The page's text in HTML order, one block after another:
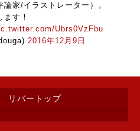
家/イラストレーター）。
す！
Ubrs0VzFbu
2016年12月9日
リバートップ